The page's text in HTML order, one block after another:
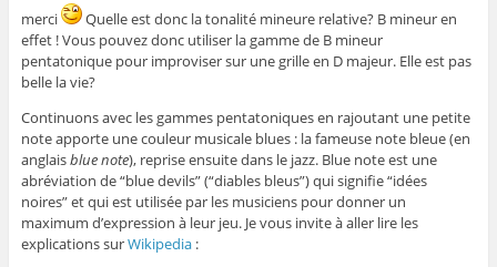
merci
Quelle est donc la tonalité mineure relative? B mineur en
effet ! Vous pouvez donc utiliser la gamme de B mineur
pentatonique pour improviser sur une grille en D majeur. Elle est pas
belle la vie?
Continuons avec les gammes pentatoniques en rajoutant une petite
note apporte une couleur musicale blues : la fameuse note bleue (en
anglaisblue note), reprise ensuite dans le jazz. Blue note est une
abréviation de “blue devils” (“diables bleus”) qui signifie “idées
noires” et qui est utilisée par les musiciens pour donner un
maximum d’expression à leur jeu. Je vous invite à aller lire les
explications surWikipedia: